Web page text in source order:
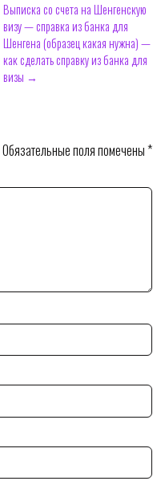
Выписка со счета на Шенгенскую
визу — справка из банка для
Шенгена (образец какая нужна) —
как сделать справку из банка для
визы →
Обязательные поля помечены*